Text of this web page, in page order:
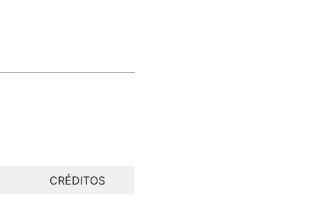
CRÉDITOS